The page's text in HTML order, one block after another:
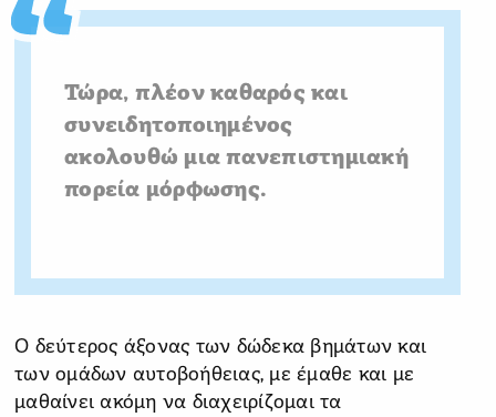
Τώρα, πλέον καθαρός και
συνειδητοποιημένος
ακολουθώ μια πανεπιστημιακή
πορεία μόρφωσης.
Ο δεύτερος άξονας των δώδεκα βημάτων και
των ομάδων αυτοβοήθειας, με έμαθε και με
μαθαίνει ακόμη να διαχειρίζομαι τα